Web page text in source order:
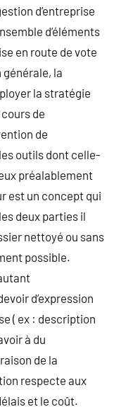
d’entreprise
d’éléments
en route de vote
la
la stratégie
cours de
de
outils dont celle-
préalablement
est un concept qui
deux parties il
nettoyé ou sans
possible.
d’expression
( ex : description
à du
de la
respecte aux
et le coût.